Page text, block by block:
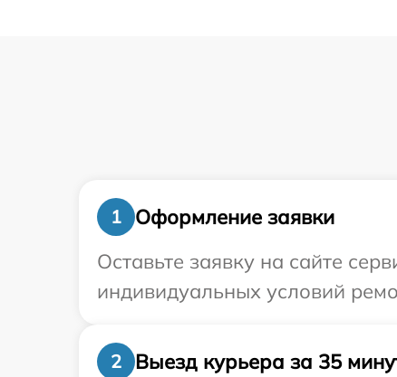
1
Оформление заявки
Оставьте заявку на сайте
индивидуальных условий
2
Выезд курьера за 35